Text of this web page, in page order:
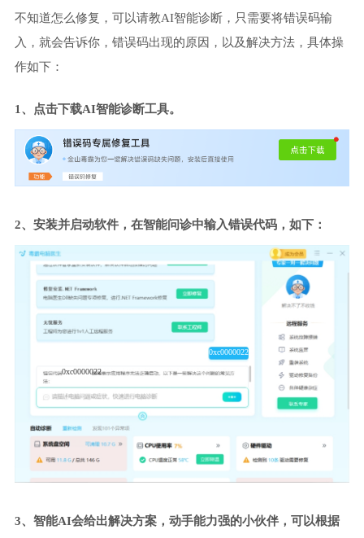
不知道怎么修复，可以请教AI智能诊断，只需要将错误码输
入，就会告诉你，错误码出现的原因，以及解决方法，具体操
作如下：
1、点击下载AI智能诊断工具。
2、安装并启动软件，在智能问诊中输入错误代码，如下：
0xc0000022
0xc0000022
3、智能AI会给出解决方案，动手能力强的小伙伴，可以根据